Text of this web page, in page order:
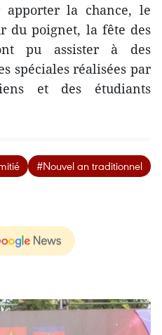
apporter la chance, le
du poignet, la fête des
pu assister à des
spéciales réalisées par
et des étudiants
#Nouvel an traditionnel